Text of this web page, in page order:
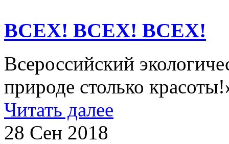
ВСЕХ! ВСЕХ! ВСЕХ!
Всероссийский
природе столько
Читать далее
28 Сен 2018